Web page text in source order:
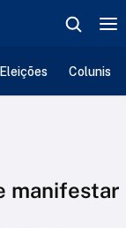
Eleições
manifestar